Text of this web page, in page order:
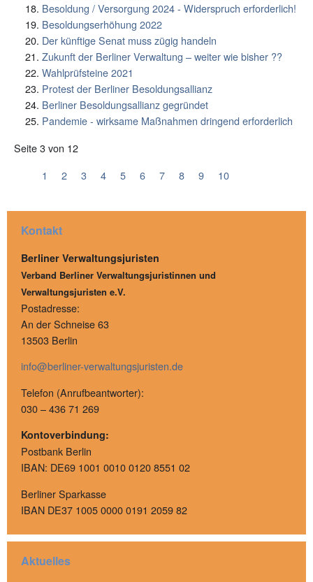
Kontakt
Berliner Verwaltungsjuristen
Verband Berliner Verwaltungsjuristinnen und
Verwaltungsjuristen e.V.
Postadresse:
An der Schneise 63
13503 Berlin
info@berliner-verwaltungsjuristen.de
Telefon (Anrufbeantworter):
030 – 436 71 269
Kontoverbindung:
Postbank Berlin
IBAN: DE69 1001 0010 0120 8551 02
Berliner Sparkasse
IBAN DE37 1005 0000 0191 2059 82
Aktuelles
Besoldung / Versorgung 2024 - Widerspruch erforderlich!
Besoldungserhöhung 2022
Der künftige Senat muss zügig handeln
Zukunft der Berliner Verwaltung – weiter wie bisher ??
Wahlprüfsteine 2021
Protest der Berliner Besoldungsallianz
Berliner Besoldungsallianz gegründet
Pandemie - wirksame Maßnahmen dringend erforderlich
Seite 3 von 12
1
2 3 4 5 6 7 8 9 10